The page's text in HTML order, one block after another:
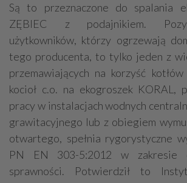
Są to przeznaczone do spalania
ZĘBIEC z podajnikiem.
użytkowników, którzy ogrzewają
tego producenta, to tylko jeden z
przemawiających na korzyść
kocioł c.o. na ekogroszek KORAL,
pracy w instalacjach wodnych
grawitacyjnego lub z obiegiem
otwartego, spełnia rygorystyczne
PN EN 303-5:2012 w zakresie
sprawności. Potwierdził to